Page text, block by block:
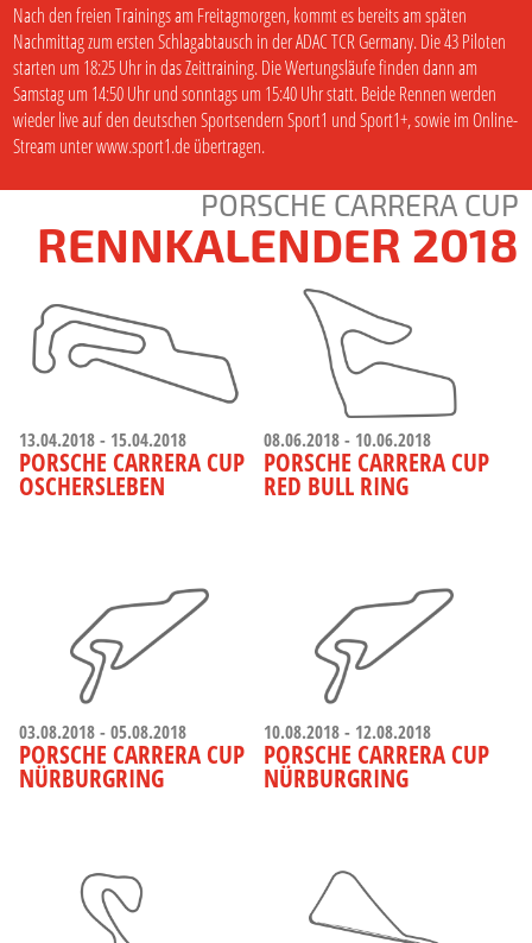
Nach den freien Trainings am Freitagmorgen, kommt es bereits am späten
Nachmittag zum ersten Schlagabtausch in der ADAC TCR Germany. Die 43 Piloten
starten um 18:25 Uhr in das Zeittraining. Die Wertungsläufe finden dann am
Samstag um 14:50 Uhr und sonntags um 15:40 Uhr statt. Beide Rennen werden
wieder live auf den deutschen Sportsendern Sport1 und Sport1+, sowie im Online-
Stream unterwww.sport1.deübertragen.
PORSCHE CARRERA CUP
RENNKALENDER 2018
13.04.2018 - 15.04.2018
PORSCHE CARRERA CUP
OSCHERSLEBEN
08.06.2018 - 10.06.2018
PORSCHE CARRERA CUP
RED BULL RING
03.08.2018 - 05.08.2018
PORSCHE CARRERA CUP
NÜRBURGRING
10.08.2018 - 12.08.2018
PORSCHE CARRERA CUP
NÜRBURGRING